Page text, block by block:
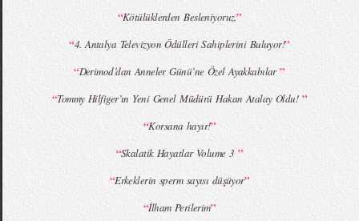
MBFWI - Giray Sepin 2015 Yaz Koleksiyonu MBFWI - Burçe Bekrek 2015 Yaz Koleksiyonu
“Kötülüklerden Besleniyoruz.”
“4. Antalya Televizyon Ödülleri Sahiplerini Buluyor!”
“Derimod’dan Anneler Günü’ne Özel Ayakkabılar”
“Tommy Hilfiger’ın Yeni Genel Müdürü Hakan Atalay Oldu! ”
“Korsana hayır!”
“Skalatik Hayatlar Volume 3 ”
“Erkeklerin sperm sayısı düşüyor”
“İlham Perilerim”